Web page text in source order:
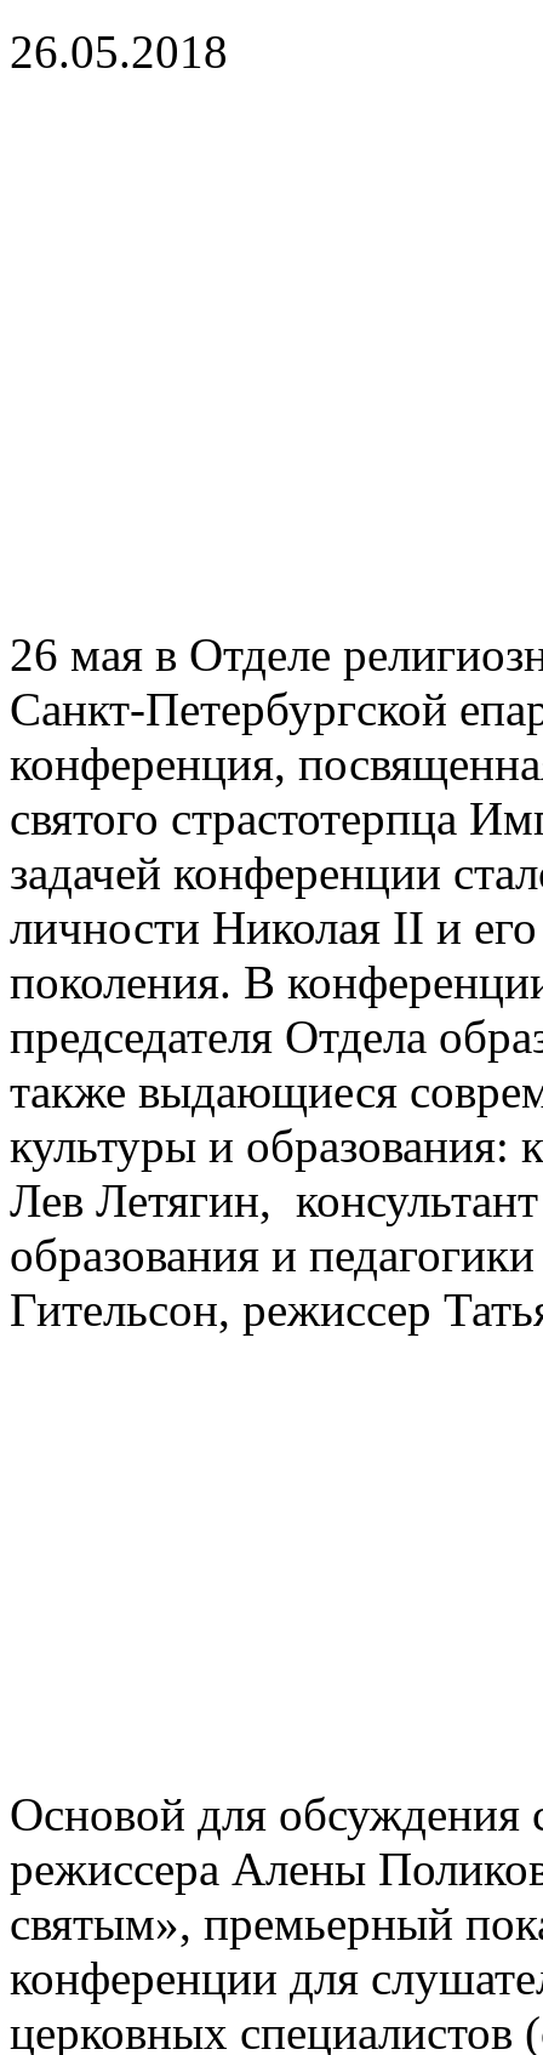
26.05.2018
26 мая в Отделе
Санкт-Петербургской
конференция,
святого страстотерпца
задачей конференции
личности Николая II и
поколения. В
председателя Отдела
также выдающиеся
культуры и образования:
Лев Летягин,
образования и
Гительсон, режиссер
Основой для обсуждения
режиссера Алены
святым», премьерный
конференции для
церковных специалистов